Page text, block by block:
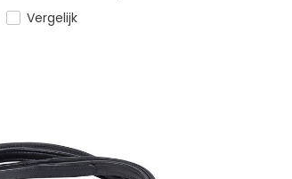
Vergelijk